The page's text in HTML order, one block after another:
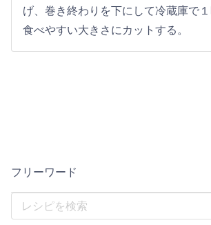
げ、巻き終わりを下にして冷蔵庫で１
食べやすい大きさにカットする。
フリーワード